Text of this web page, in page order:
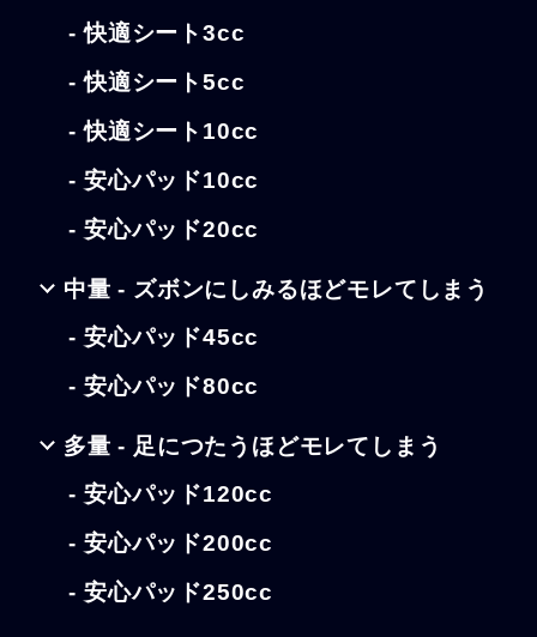
- 快適シート3cc
- 快適シート5cc
- 快適シート10cc
- 安心パッド10cc
- 安心パッド20cc
中量 - ズボンにしみるほどモレてしまう
- 安心パッド45cc
- 安心パッド80cc
多量 - 足につたうほどモレてしまう
- 安心パッド120cc
- 安心パッド200cc
- 安心パッド250cc